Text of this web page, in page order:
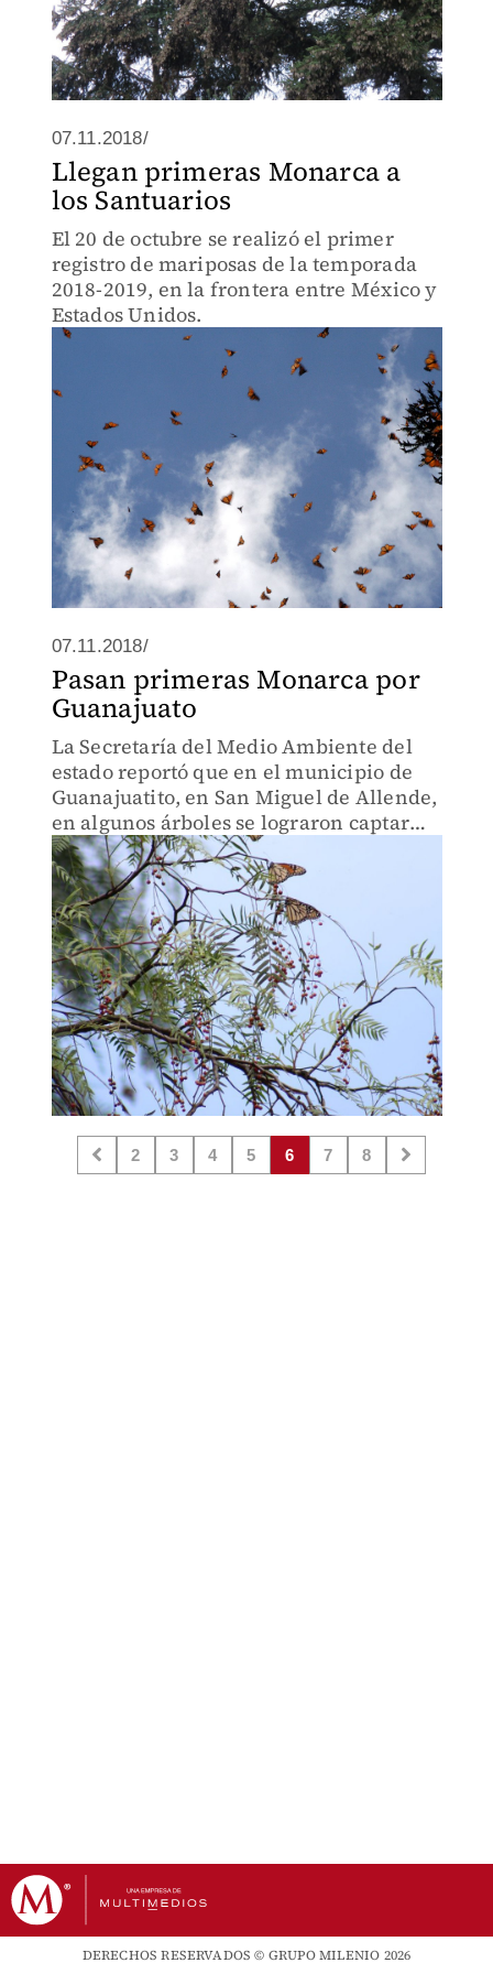
07.11.2018/
Llegan primeras Monarca a
los Santuarios
El 20 de octubre se realizó el primer
registro de mariposas de la temporada
2018-2019, en la frontera entre México y
Estados Unidos.
07.11.2018/
Pasan primeras Monarca por
Guanajuato
La Secretaría del Medio Ambiente del
estado reportó que en el municipio de
Guanajuatito, en San Miguel de Allende,
en algunos árboles se lograron captar
mariposas pernoctando.
2 3 4 5 6 7 8
DERECHOS RESERVADOS © GRUPO MILENIO 2026